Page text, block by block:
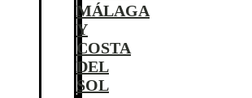
MÁLAGA
Y
COSTA
DEL
SOL